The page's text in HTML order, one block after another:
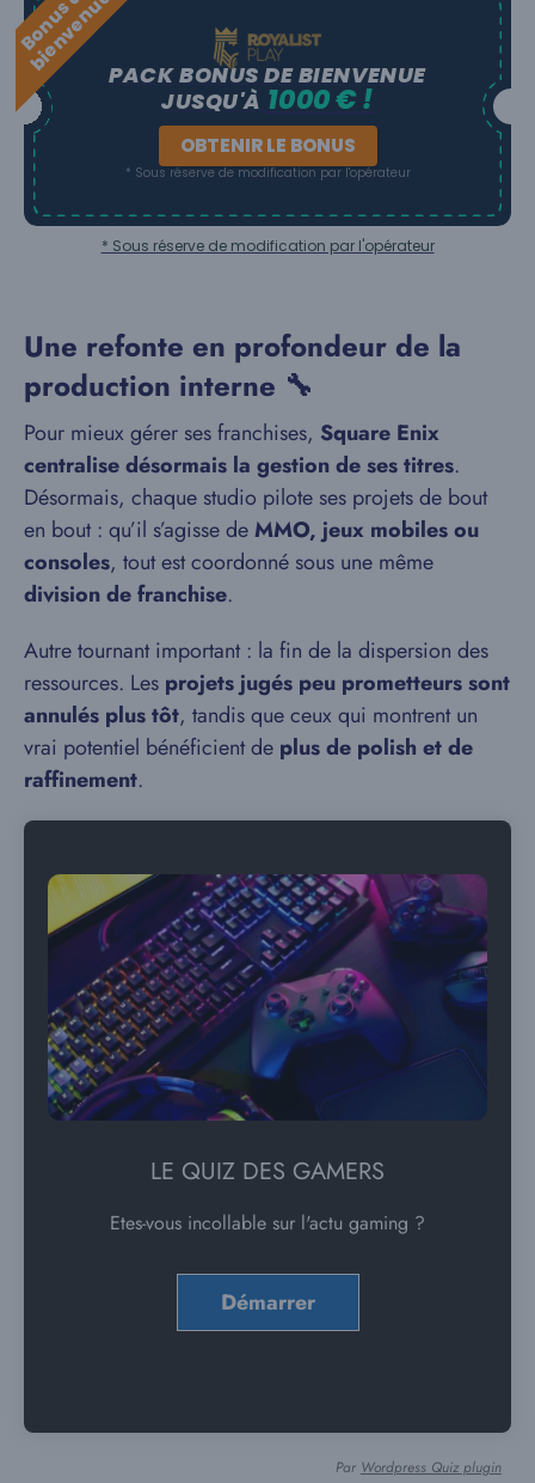
d
ePACK BONUS DE BIENVENUE
JUSQU'À 1000 € !
OBTENIR LE BONUS
* Sous réserve de modification par l'opérateur
* Sous réserve de modification par l'opérateur
Une refonte en profondeur de la
production interne 🔧
Pour mieux gérer ses franchises, Square Enix
centralise désormais la gestion de ses titres.
Désormais, chaque studio pilote ses projets de bout
en bout : qu’il s’agisse deMMO, jeux mobiles ou
consoles, tout est coordonné sous une même
division de franchise.
Autre tournant important : la fin de la dispersion des
ressources. Les projets jugés peu prometteurs sont
annulés plus tôt, tandis que ceux qui montrent un
vrai potentiel bénéficient de plus de polish et de
raffinement.
LE QUIZ DES GAMERS
Etes-vous incollable sur l'actu gaming ?
Par Wordpress Quiz plugin